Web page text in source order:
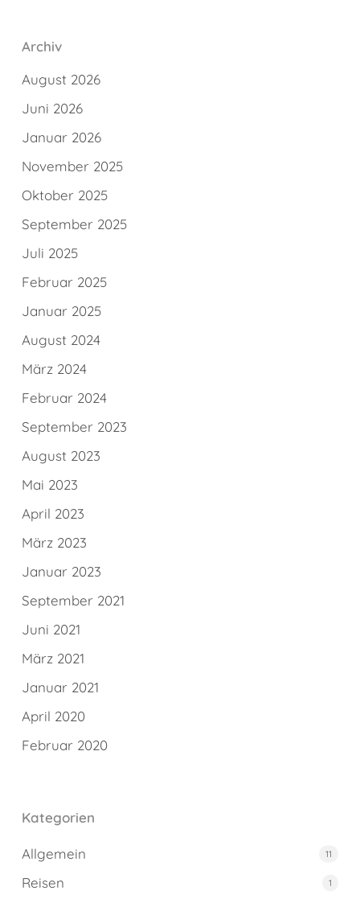
Archiv
August 2026
Juni 2026
Januar 2026
November 2025
Oktober 2025
September 2025
Juli 2025
Februar 2025
Januar 2025
August 2024
März 2024
Februar 2024
September 2023
August 2023
Mai 2023
April 2023
März 2023
Januar 2023
September 2021
Juni 2021
März 2021
Januar 2021
April 2020
Februar 2020
Kategorien
Allgemein 11
Reisen 1